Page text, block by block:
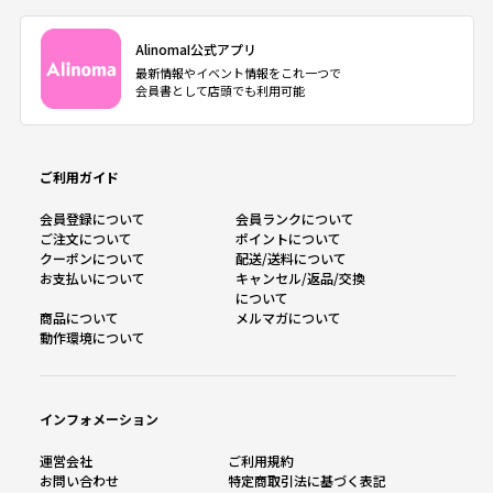
AlinomaI公式アプリ
最新情報やイベント情報をこれ一つで
会員書として店頭でも利用可能
ご利用ガイド
会員登録について
会員ランクについて
ご注文について
ポイントについて
クーポンについて
配送/送料について
お支払いについて
キャンセル/返品/交換
について
商品について
メルマガについて
動作環境について
インフォメーション
運営会社
ご利用規約
お問い合わせ
特定商取引法に基づく表記